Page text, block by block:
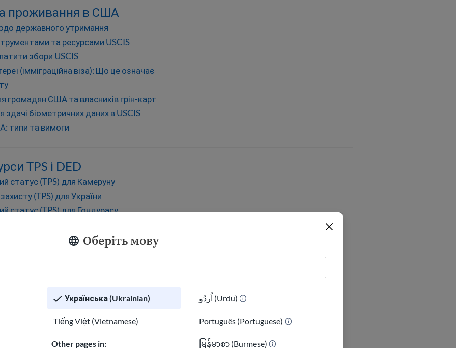
Оберіть мову
Українська (Ukrainian)
Tiếng Việt (Vietnamese)
Other pages in:
اُردُو (Urdu)
Português (Portuguese)
မြန်မာစာ (Burmese)
проживання в США
державного утримання
та ресурсами USCIS
збори USCIS
(імміграційна віза): Що це означає
громадян США та власників грін-карт
здачі біометричних даних в USCIS
типи та вимоги
TPS і DED
статус (TPS) для Камеруну
(TPS) для України
статус (TPS) для Гондурасу
статус (TPS) для Ефіопії
статус (TPS) для Афганістану
статус (TPS) для El Сальвадору
статус (TPS) для Непалу
статус (TPS) для Південного Судану
статус для Бірми (М'янми)